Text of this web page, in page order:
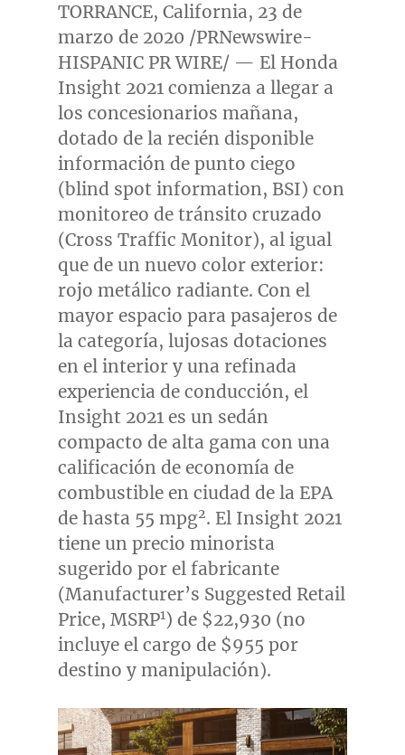
TORRANCE, California, 23 de
marzo de 2020 /PRNewswire-
HISPANIC PR WIRE/ — El Honda
Insight 2021 comienza a llegar a
los concesionarios mañana,
dotado de la recién disponible
información de punto ciego
(blind spot information, BSI) con
monitoreo de tránsito cruzado
(Cross Traffic Monitor), al igual
que de un nuevo color exterior:
rojo metálico radiante. Con el
mayor espacio para pasajeros de
la categoría, lujosas dotaciones
en el interior y una refinada
experiencia de conducción, el
Insight 2021 es un sedán
compacto de alta gama con una
calificación de economía de
combustible en ciudad de la EPA
de hasta 55 mpg2. El Insight 2021
tiene un precio minorista
sugerido por el fabricante
(Manufacturer’s Suggested Retail
Price, MSRP1) de $22,930 (no
incluye el cargo de $955 por
destino y manipulación).